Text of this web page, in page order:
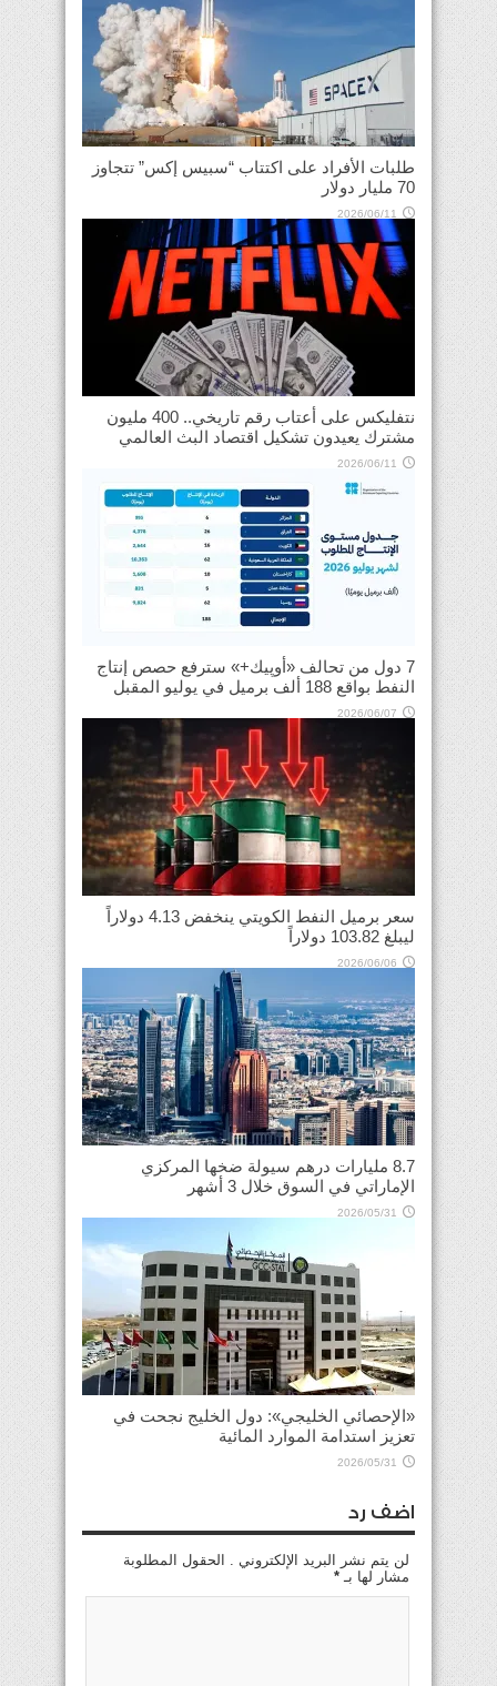
طلبات الأفراد على اكتتاب “سبيس إكس” تتجاوز
70 مليار دولار
2026/06/11
نتفليكس على أعتاب رقم تاريخي.. 400 مليون
مشترك يعيدون تشكيل اقتصاد البث العالمي
2026/06/11
7 دول من تحالف «أوپيك+» سترفع حصص إنتاج
النفط بواقع 188 ألف برميل في يوليو المقبل
2026/06/07
سعر برميل النفط الكويتي ينخفض 4.13 دولاراً
ليبلغ 103.82 دولاراً
2026/06/06
8.7 مليارات درهم سيولة ضخها المركزي
الإماراتي في السوق خلال 3 أشهر
2026/05/31
«الإحصائي الخليجي»: دول الخليج نجحت في
تعزيز استدامة الموارد المائية
2026/05/31
اضف رد
لن يتم نشر البريد الإلكتروني . الحقول المطلوبة
مشار لها بـ *